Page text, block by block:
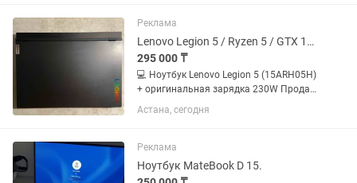
игр . Но игры так и...
Реклама
Lenovo Legion 5 / Ryzen 5 / GTX 1660 Ti / 16GB RAM / SSD HDD
295 000 ₸
💻 Ноутбук Lenovo Legion 5 (15ARH05H)
+ оригинальная зарядка 230W Продаю
мощный игровой ноутбук Lenovo Legion
5 в отличном состоянии.
Астана, сегодня
Реклама
Ноутбук MateBook D 15.